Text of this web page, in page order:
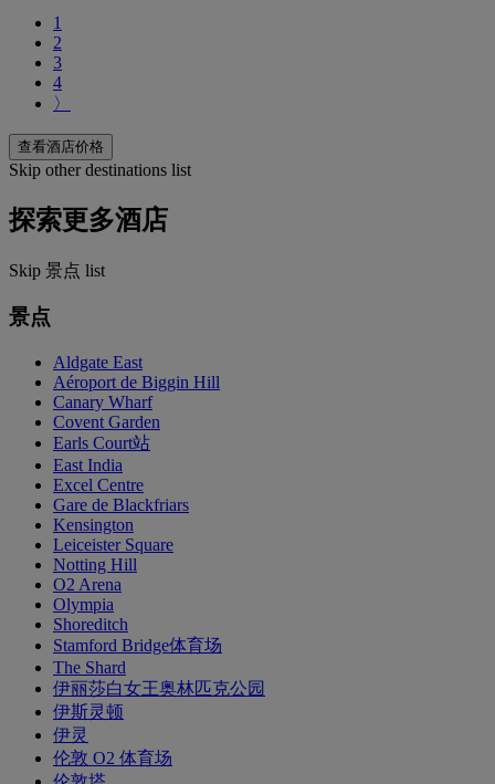
1
2
3
4
〉
查看酒店价格
Skip other destinations list
探索更多酒店
Skip 景点 list
景点
Aldgate East
Aéroport de Biggin Hill
Canary Wharf
Covent Garden
Earls Court站
East India
Excel Centre
Gare de Blackfriars
Kensington
Leiceister Square
Notting Hill
O2 Arena
Olympia
Shoreditch
Stamford Bridge体育场
The Shard
伊丽莎白女王奥林匹克公园
伊斯灵顿
伊灵
伦敦 O2 体育场